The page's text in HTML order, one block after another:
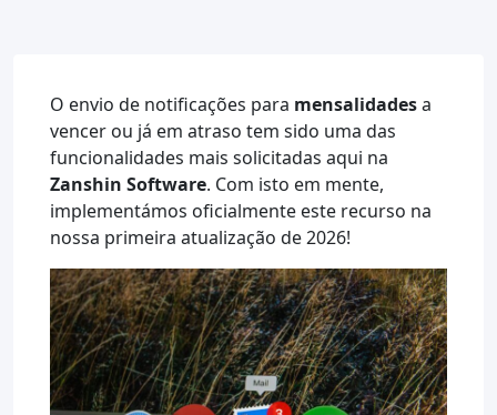
O envio de notificações para mensalidadesa
vencer ou já em atraso tem sido uma das
funcionalidades mais solicitadas aqui na
Zanshin Software. Com isto em mente,
implementámos oficialmente este recurso na
nossa primeira atualização de 2026!